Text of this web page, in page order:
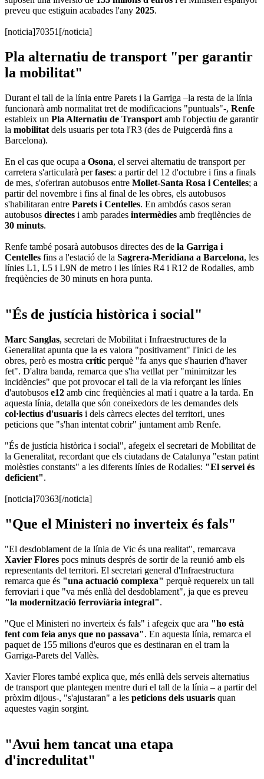
preveu que estiguin acabades l'any 2025.
[noticia]70351[/noticia]
Pla alternatiu de transport "per garantir
la mobilitat"
Durant el tall de la línia entre Parets i la Garriga –la resta de la línia
funcionarà amb normalitat tret de modificacions "puntuals"-, Renfe
estableix un Pla Alternatiu de Transport amb l'objectiu de garantir
la mobilitat dels usuaris per tota l'R3 (des de Puigcerdà fins a
Barcelona).
En el cas que ocupa a Osona, el servei alternatiu de transport per
carretera s'articularà perfases: a partir del 12 d'octubre i fins a finals
de mes, s'oferiran autobusos entre Mollet-Santa Rosa i Centelles; a
partir del novembre i fins al final de les obres, els autobusos
s'habilitaran entre Parets i Centelles. En ambdós casos seran
autobusos directes i amb parades intermèdies amb freqüències de
30 minuts.
Renfe també posarà autobusos directes des de la Garriga i
Centelles fins a l'estació de la Sagrera-Meridiana a Barcelona, les
línies L1, L5 i L9N de metro i les línies R4 i R12 de Rodalies, amb
freqüències de 30 minuts en hora punta.
"És de justícia històrica i social"
Marc Sanglas, secretari de Mobilitat i Infraestructures de la
Generalitat apunta que la es valora "positivament" l'inici de les
obres, però es mostra crític perquè "fa anys que s'haurien d'haver
fet". D'altra banda, remarca que s'ha vetllat per "minimitzar les
incidències" que pot provocar el tall de la via reforçant les línies
d'autobusos e12 amb cinc freqüències al matí i quatre a la tarda. En
aquesta línia, detalla que són coneixedors de les demandes dels
col·lectius d'usuaris i dels càrrecs electes del territori, unes
peticions que "s'han intentat cobrir" juntament amb Renfe.
"És de justícia històrica i social", afegeix el secretari de Mobilitat de
la Generalitat, recordant que els ciutadans de Catalunya "estan patint
molèsties constants" a les diferents línies de Rodalies: "El servei és
deficient".
[noticia]70363[/noticia]
"Que el Ministeri no inverteix és fals"
"El desdoblament de la línia de Vic és una realitat", remarcava
Xavier Flores pocs minuts després de sortir de la reunió amb els
representants del territori. El secretari general d'Infraestructura
remarca que és "una actuació complexa" perquè requereix un tall
ferroviari i que "va més enllà del desdoblament", ja que es preveu
"la modernització ferroviària integral".
"Que el Ministeri no inverteix és fals" i afegeix que ara "ho està
fent com feia anys que no passava". En aquesta línia, remarca el
paquet de 155 milions d'euros que es destinaran en el tram la
Garriga-Parets del Vallès.
Xavier Flores també explica que, més enllà dels serveis alternatius
de transport que plantegen mentre duri el tall de la línia – a partir del
pròxim dijous-, "s'ajustaran" a les peticions dels usuaris quan
aquestes vagin sorgint.
"Avui hem tancat una etapa
d'incredulitat"